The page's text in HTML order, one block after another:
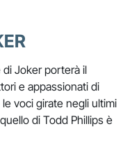
Joker porterà il
e appassionati di
voci girate negli ultimi
di Todd Phillips è